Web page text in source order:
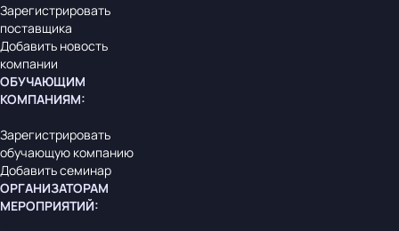
Зарегистрировать
поставщика
Добавить новость
компании
ОБУЧАЮЩИМ
КОМПАНИЯМ:
Зарегистрировать
обучающую компанию
Добавить семинар
ОРГАНИЗАТОРАМ
МЕРОПРИЯТИЙ: